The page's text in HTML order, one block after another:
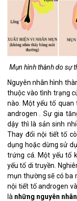
Mụn hình thành do sự
Nguyên nhân hình
thuộc vào tình trạng
nào. Một yếu tố
androgen . Sự gia
dậy thì là sản sinh
Thay đổi nội tiết tố
dụng hoặc dừng sử
trứng cá. Một yếu tố
yếu tố di truyền.
mụn thường sẽ có ba
nội tiết tố androgen
là những nguyên